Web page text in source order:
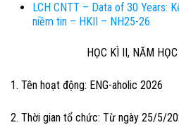
LCH CNTT – Data of 30 Years:
niềm tin – HKII – NH25-26
HỌC KÌ II, NĂM
1. Tên hoạt động: ENG-aholic 2026
2. Thời gian tổ chức: Từ ngày 25/5/